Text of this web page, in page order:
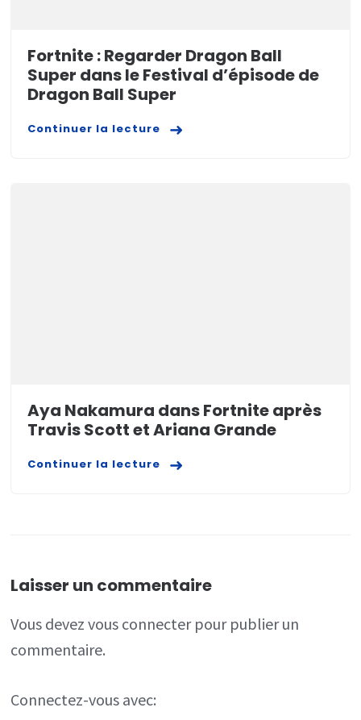
Fortnite : Regarder Dragon Ball
Super dans le Festival d’épisode de
Dragon Ball Super
Continuer la lecture
Aya Nakamura dans Fortnite après
Travis Scott et Ariana Grande
Continuer la lecture
Laisser un commentaire
Vous devezvous connecterpour publier un
commentaire.
Connectez-vous avec: